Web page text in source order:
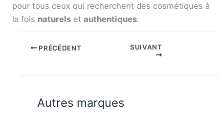
pour tous ceux qui recherchent des cosmétiques à
la fois naturels et authentiques.
PRÉCÉDENT SUIVANT
Autres marques